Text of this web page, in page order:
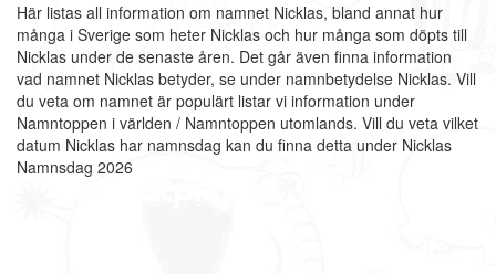
Här listas all information om namnet Nicklas, bland annat hur
många i Sverige som heter Nicklas och hur många som döpts till
Nicklas under de senaste åren. Det går även finna information
vad namnet Nicklas betyder, se under namnbetydelse Nicklas. Vill
du veta om namnet är populärt listar vi information under
Namntoppen i världen / Namntoppen utomlands. Vill du veta vilket
datum Nicklas har namnsdag kan du finna detta under Nicklas
Namnsdag 2026